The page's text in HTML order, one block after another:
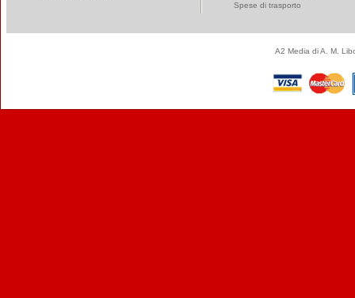
Spese di trasporto
A2 Media di A. M.